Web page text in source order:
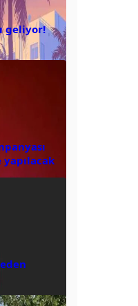
geliyor!
yapılacak